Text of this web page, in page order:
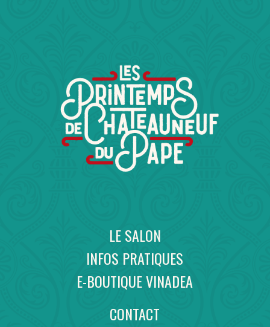
LE SALON
INFOS PRATIQUES
E-BOUTIQUE VINADEA
CONTACT